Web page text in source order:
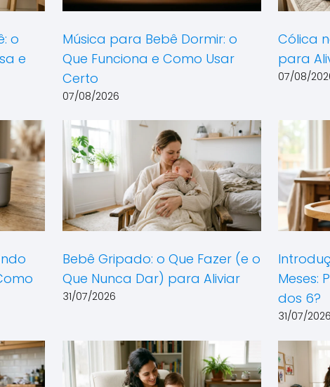
o
e
Música para Bebê Dormir: o
Que Funciona e Como Usar
Certo
07/08/2026
Cólica
para
07/08/
Bebê Gripado: o Que Fazer (e o
Que Nunca Dar) para Aliviar
31/07/2026
Meses:
dos 6?
31/07/2026